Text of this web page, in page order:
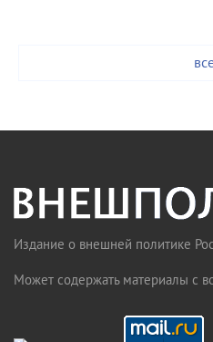
Издание о внешней политике
Может содержать материалы с